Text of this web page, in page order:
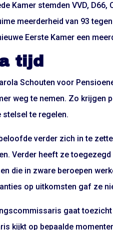
Kamer stemden VVD, D66,
meerderheid van 93
Eerste Kamer een
tijd
Schouten voor
weg te nemen. Zo krijgen
stelsel te regelen.
verder zich in te
Verder heeft ze
die in zware beroepen
op uitkomsten gaf ze
gaat
kijkt op bepaalde